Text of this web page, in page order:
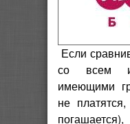
Если
со всем
имеющими
не